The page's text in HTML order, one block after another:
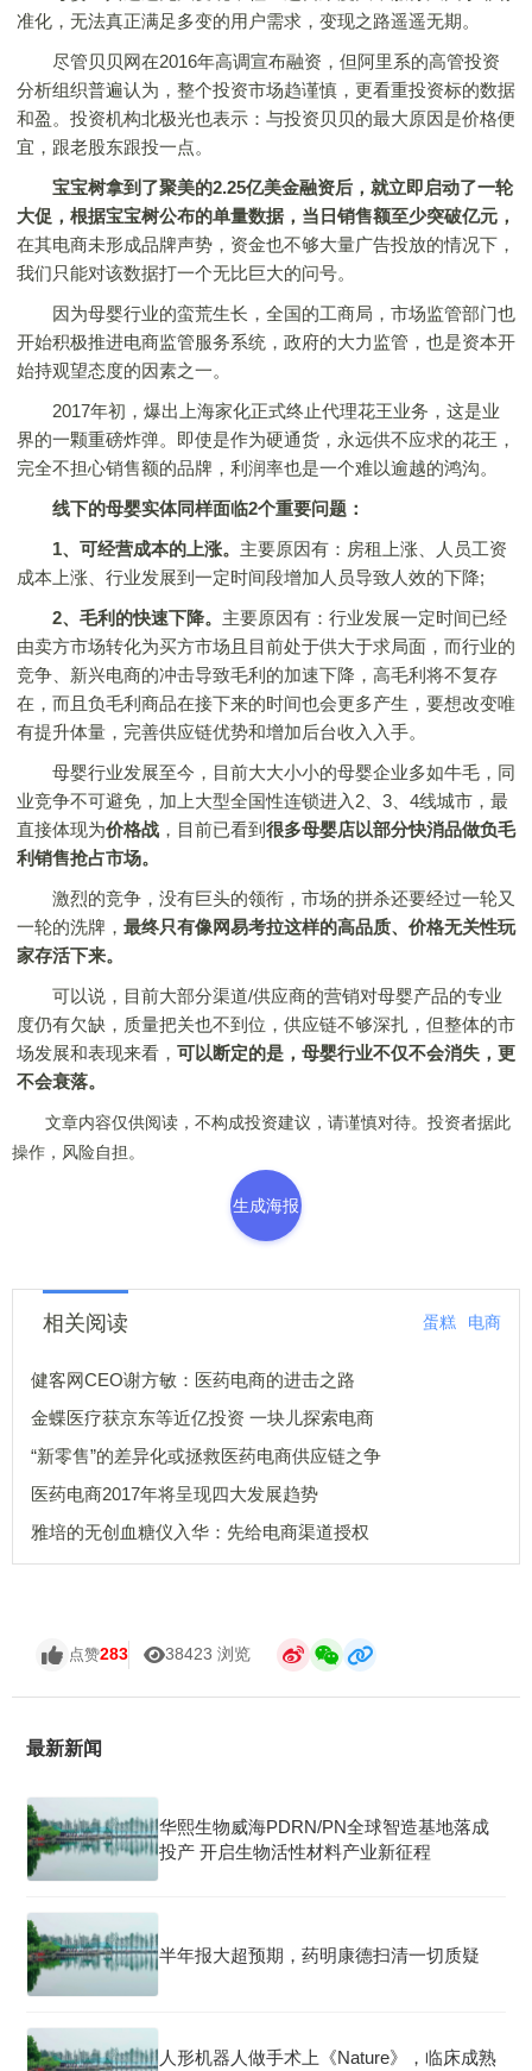
准化，无法真正满足多变的用户需求，变现之路遥遥无期。
尽管贝贝网在2016年高调宣布融资，但阿里系的高管投资
分析组织普遍认为，整个投资市场趋谨慎，更看重投资标的数据
和盈。投资机构北极光也表示：与投资贝贝的最大原因是价格便
宜，跟老股东跟投一点。
宝宝树拿到了聚美的2.25亿美金融资后，就立即启动了一轮
大促，根据宝宝树公布的单量数据，当日销售额至少突破亿元，
在其电商未形成品牌声势，资金也不够大量广告投放的情况下，
我们只能对该数据打一个无比巨大的问号。
因为母婴行业的蛮荒生长，全国的工商局，市场监管部门也
开始积极推进电商监管服务系统，政府的大力监管，也是资本开
始持观望态度的因素之一。
2017年初，爆出上海家化正式终止代理花王业务，这是业
界的一颗重磅炸弹。即使是作为硬通货，永远供不应求的花王，
完全不担心销售额的品牌，利润率也是一个难以逾越的鸿沟。
线下的母婴实体同样面临2个重要问题：
1、可经营成本的上涨。 主要原因有：房租上涨、人员工资
成本上涨、行业发展到一定时间段增加人员导致人效的下降;
2、毛利的快速下降。 主要原因有：行业发展一定时间已经
由卖方市场转化为买方市场且目前处于供大于求局面，而行业的
竞争、新兴电商的冲击导致毛利的加速下降，高毛利将不复存
在，而且负毛利商品在接下来的时间也会更多产生，要想改变唯
有提升体量，完善供应链优势和增加后台收入入手。
母婴行业发展至今，目前大大小小的母婴企业多如牛毛，同
业竞争不可避免，加上大型全国性连锁进入2、3、4线城市，最
直接体现为价格战 ，目前已看到 很多母婴店以部分快消品做负毛
利销售抢占市场。
激烈的竞争，没有巨头的领衔，市场的拼杀还要经过一轮又
一轮的洗牌， 最终只有像网易考拉这样的高品质、价格无关性玩
家存活下来。
可以说，目前大部分渠道/供应商的营销对母婴产品的专业
度仍有欠缺，质量把关也不到位，供应链不够深扎，但整体的市
场发展和表现来看， 可以断定的是，母婴行业不仅不会消失，更
不会衰落。
文章内容仅供阅读，不构成投资建议，请谨慎对待。投资者据此
操作，风险自担。
生成海报
相关阅读 蛋糕 电商
健客网CEO谢方敏：医药电商的进击之路
金蝶医疗获京东等近亿投资 一块儿探索电商
“新零售”的差异化或拯救医药电商供应链之争
医药电商2017年将呈现四大发展趋势
雅培的无创血糖仪入华：先给电商渠道授权
点赞283 38423 浏览
最新新闻
华熙生物威海PDRN/PN全球智造基地落成
投产 开启生物活性材料产业新征程
半年报大超预期，药明康德扫清一切质疑
人形机器人做手术上《Nature》，临床成熟